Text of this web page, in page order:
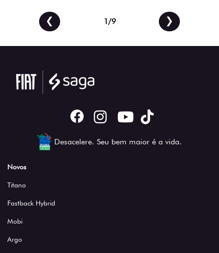
❮ 2/9 ❯
Desacelere. Seu bem maior é a vida.
Novos
Titano
Fastback Hybrid
Mobi
Argo